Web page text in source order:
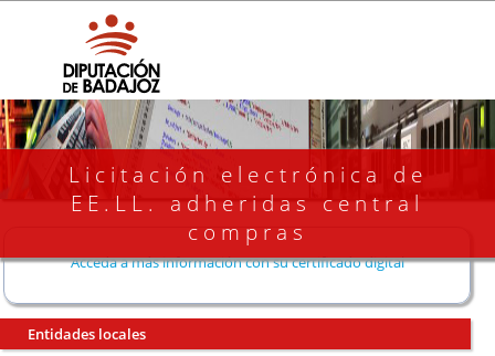
Licitación electrónica de
EE.LL. adheridas central
compras
Acceda a más información con su certificado digital
Entidades locales